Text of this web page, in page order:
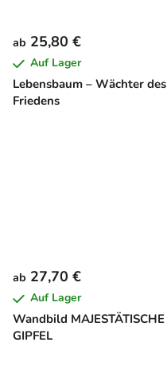
Lebensbaum – Wächter des
Friedens
ab 25,80 €
Auf Lager
Wandbild MAJESTÄTISCHE
GIPFEL
ab 27,70 €
Auf Lager